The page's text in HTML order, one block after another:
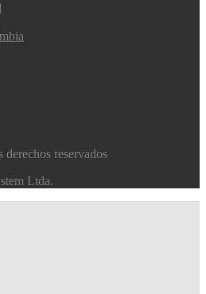
reservados
Ltda.